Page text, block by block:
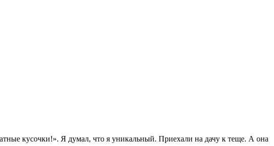
кусочки!». Я думал, что я уникальный. Приехали на дачу к теще. А она